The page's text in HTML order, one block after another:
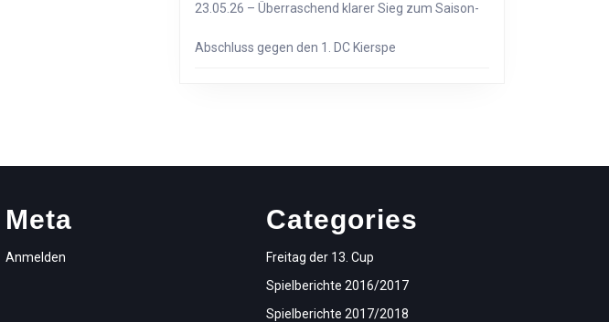
23.05.26 – Überraschend klarer Sieg zum Saison-
Abschluss gegen den 1. DC Kierspe
Meta
Anmelden
Categories
Freitag der 13. Cup
Spielberichte 2016/2017
Spielberichte 2017/2018